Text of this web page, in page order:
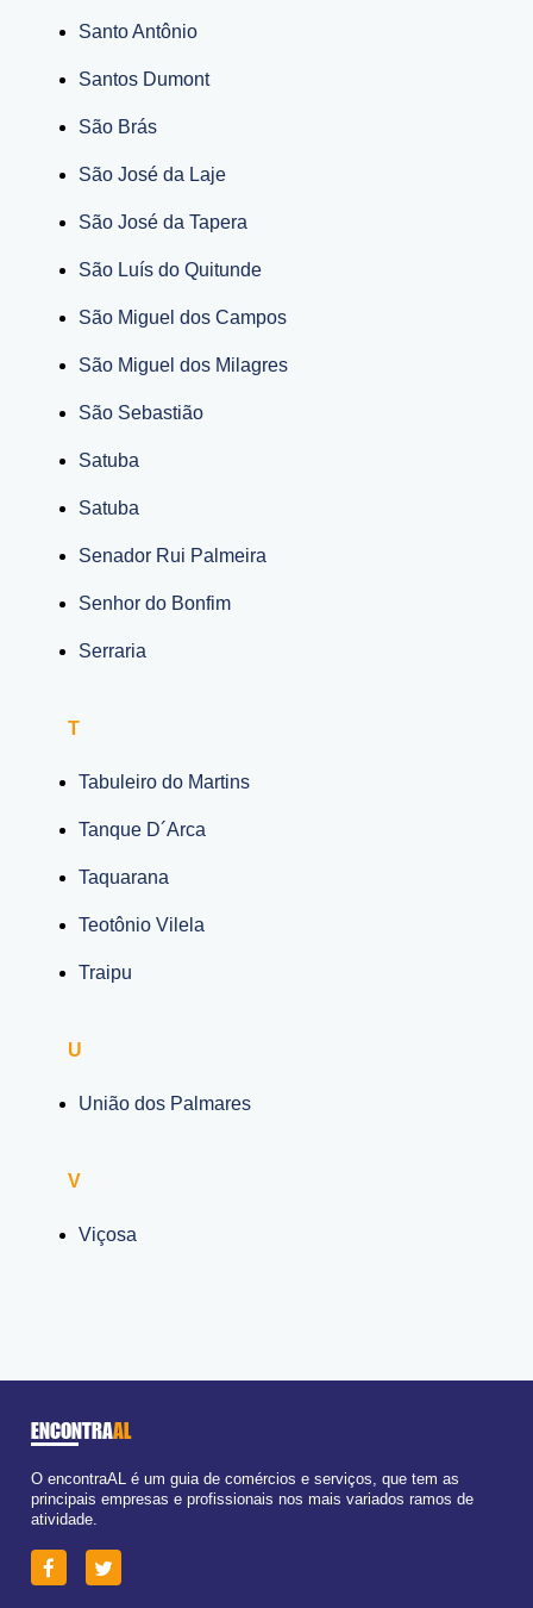
Santo Antônio
Santos Dumont
São Brás
São José da Laje
São José da Tapera
São Luís do Quitunde
São Miguel dos Campos
São Miguel dos Milagres
São Sebastião
Satuba
Satuba
Senador Rui Palmeira
Senhor do Bonfim
Serraria
T
Tabuleiro do Martins
Tanque D´Arca
Taquarana
Teotônio Vilela
Traipu
U
União dos Palmares
V
Viçosa
ENCONTRAAL
O encontraAL é um guia de comércios e serviços, que tem as
principais empresas e profissionais nos mais variados ramos de
atividade.